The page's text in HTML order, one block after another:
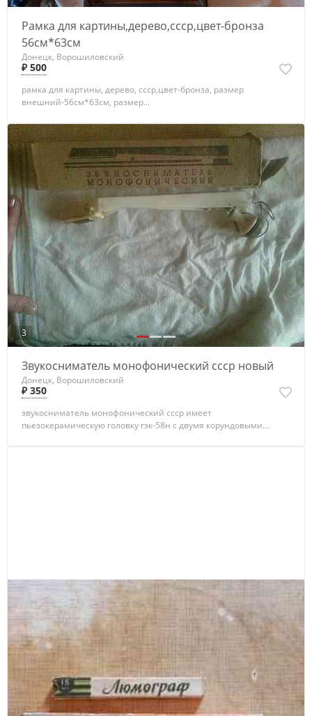
Рамка для картины,дерево,ссср,цвет-бронза
56см*63см
Донецк, Ворошиловский
₽ 500
рамка для картины, дерево, ссср,цвет-бронза, размер
внешний-56см*63см, размер...
3
Звукосниматель монофонический ссср новый
Донецк, Ворошиловский
₽ 350
звукосниматель монофонический ссср имеет
пьезокерамическую головку гэк-58н с двумя корундовыми...